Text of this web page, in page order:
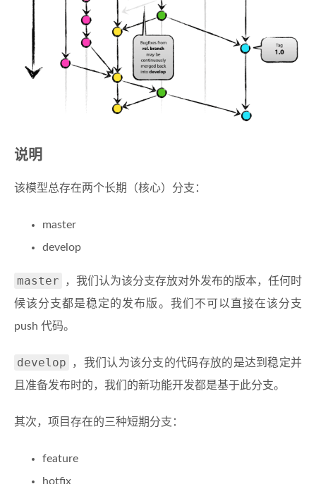
说明
该模型总存在两个长期（核心）分支：
master
develop
master
，我们认为该分支存放对外发布的版本，任何时
候该分支都是稳定的发布版。我们不可以直接在该分支
push 代码。
develop
，我们认为该分支的代码存放的是达到稳定并
且准备发布时的，我们的新功能开发都是基于此分支。
其次，项目存在的三种短期分支：
feature
hotfix